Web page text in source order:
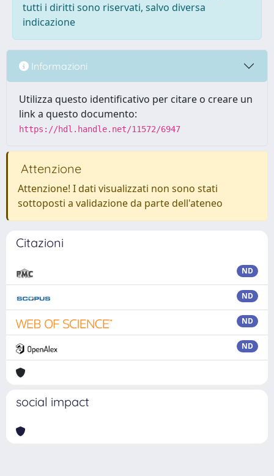
tutti i diritti sono riservati, salvo diversa
indicazione
Informazioni
Utilizza questo identificativo per citare o creare un
link a questo documento:
https://hdl.handle.net/11572/6947
Attenzione
Attenzione! I dati visualizzati non sono stati
sottoposti a validazione da parte dell'ateneo
Citazioni
ND
ND
ND
ND
social impact